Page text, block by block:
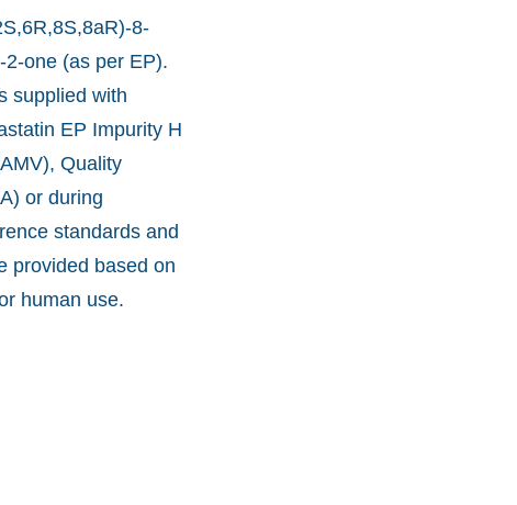
8-
one (as per EP).
supplied with
EP Impurity H
Quality
or during
standards and
provided based on
human use.